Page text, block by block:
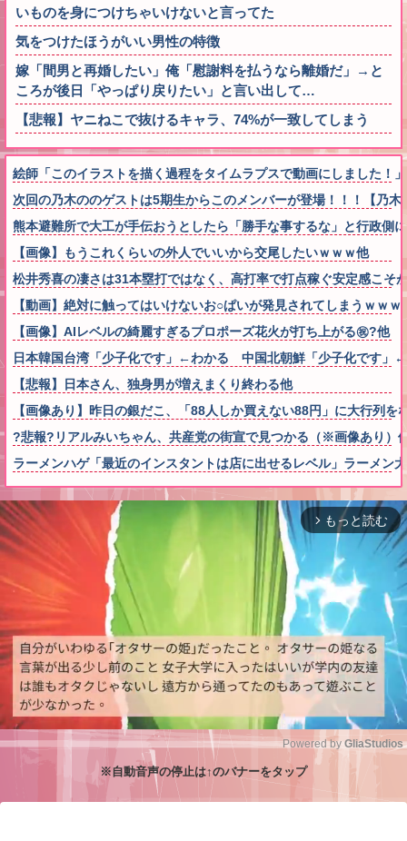
いものを身につけちゃいけないと言ってた
気をつけたほうがいい男性の特徴
嫁「間男と再婚したい」俺「慰謝料を払うなら離婚だ」→と
ころが後日「やっぱり戻りたい」と言い出して…
【悲報】ヤニねこで抜けるキャラ、74%が一致してしまう
絵師「このイラストを描く過程をタイムラプスで動画にしました！
次回の乃木ののゲストは5期生からこのメンバーが登場！！！【乃木
熊本避難所で大工が手伝おうとしたら「勝手な事するな」と行政
【画像】もうこれくらいの外人でいいから交尾したいｗｗｗ他
松井秀喜の凄さは31本塁打ではなく、高打率で打点稼ぐ安定感こそ
【動画】絶対に触ってはいけないお○ぱいが発見されてしまうｗｗｗ
【画像】AIレベルの綺麗すぎるプロポーズ花火が打ち上がる㊗?他
日本韓国台湾「少子化です」←わかる 中国北朝鮮「少子化です」
【悲報】日本さん、独身男が増えまくり終わる他
【画像あり】昨日の銀だこ、「88人しか買えない88円」に大行列を
?悲報?リアルみいちゃん、共産党の街宣で見つかる（※画像あり）
ラーメンハゲ「最近のインスタントは店に出せるレベル」ラーメン
arrow_forward_ios もっと読む
Powered by GliaStudios
※自動音声の停止は↑のバナーをタップ